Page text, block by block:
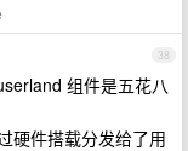
38
组件是五花八
硬件搭载分发给了用